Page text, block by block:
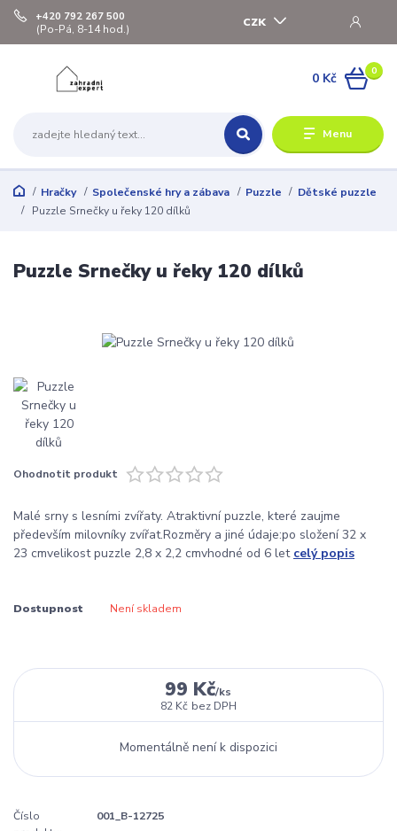
Menu
CZK
+420 792 267 500
(Po-Pá, 8-14 hod.)
0
0 Kč
Hračky Společenské hry a zábava Puzzle
Dětské puzzle
Puzzle Srnečky u řeky 120 dílků
Puzzle Srnečky u řeky 120 dílků
Ohodnotit produkt
Malé srny s lesními zvířaty. Atraktivní puzzle, které zaujme
především milovníky zvířat.Rozměry a jiné údaje:po složení 32 x
23 cmvelikost puzzle 2,8 x 2,2 cmvhodné od 6 let celý popis
Dostupnost Není skladem
99 Kč/ks
82 Kč bez DPH
Momentálně není k dispozici
Číslo
001_B-12725